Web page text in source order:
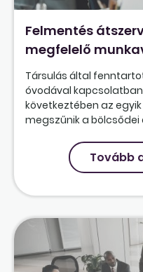
Felmentés
megfelelő
Társulás által
óvodával
következtében az
megszűnik a bölcsődei
Tovább